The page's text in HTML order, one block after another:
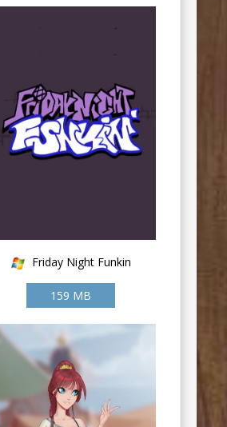
Friday Night Funkin
159 MB